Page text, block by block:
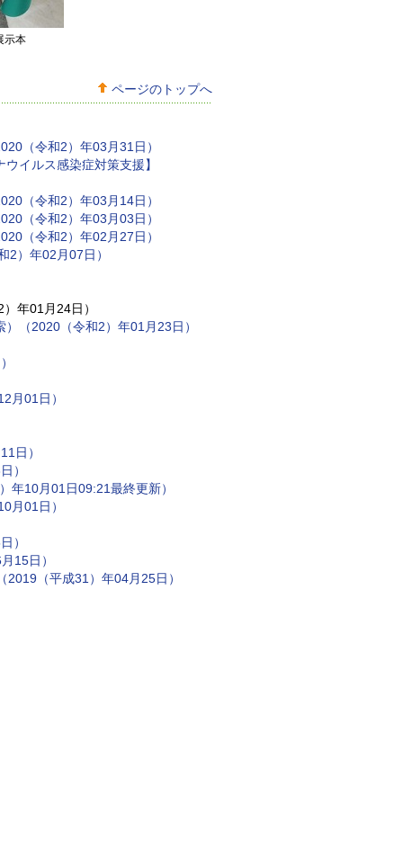
示本
ページのトップへ
（令和2）年03月31日）
イルス感染症対策支援】
（令和2）年03月14日）
（令和2）年03月03日）
（令和2）年02月27日）
2）年02月07日）
年01月24日）
（2020（令和2）年01月23日）
月01日）
日）
）
年10月01日09:21最終更新）
月01日）
）
15日）
（平成31）年04月25日）